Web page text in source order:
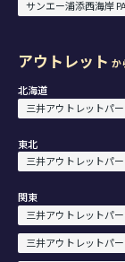
サンエー浦添西海岸
アウトレット か
北海道
三井アウトレットパ
東北
三井アウトレットパ
関東
三井アウトレットパ
三井アウトレットパ